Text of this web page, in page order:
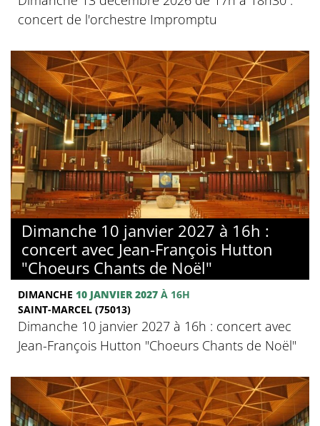
concert de l'orchestre Impromptu
Dimanche 10 janvier 2027 à 16h :
concert avec Jean-François Hutton
"Choeurs Chants de Noël"
DIMANCHE 10 JANVIER 2027 À 16H
SAINT-MARCEL (75013)
Dimanche 10 janvier 2027 à 16h : concert avec
Jean-François Hutton "Choeurs Chants de Noël"